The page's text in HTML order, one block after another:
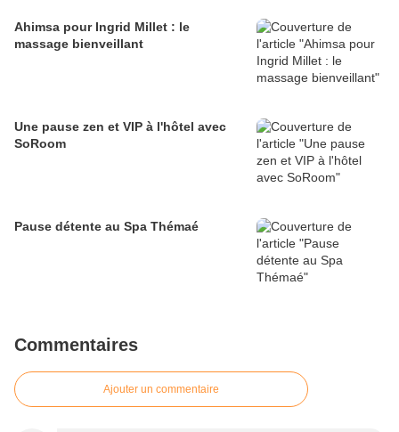
Ahimsa pour Ingrid Millet : le
massage bienveillant
Une pause zen et VIP à l'hôtel avec
SoRoom
Pause détente au Spa Thémaé
Commentaires
Ajouter un commentaire